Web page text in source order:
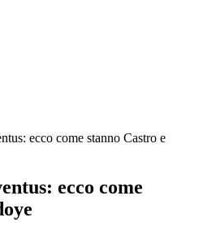
ecco come stanno Castro e
ecco come